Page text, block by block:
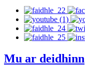
Mu ar deidhinn